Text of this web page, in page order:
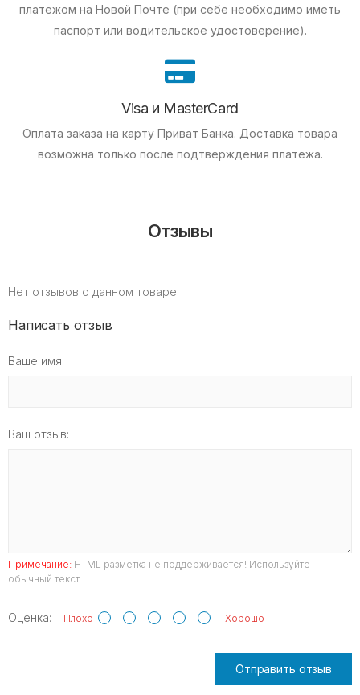
платежом на Новой Почте (при себе необходимо иметь
паспорт или водительское удостоверение).
Visa и MasterCard
Оплата заказа на карту Приват Банка. Доставка товара
возможна только после подтверждения платежа.
Отзывы
Нет отзывов о данном товаре.
Написать отзыв
Ваше имя:
Ваш отзыв:
Примечание: HTML разметка не поддерживается! Используйте
обычный текст.
Оценка: Плохо Хорошо
Отправить отзыв